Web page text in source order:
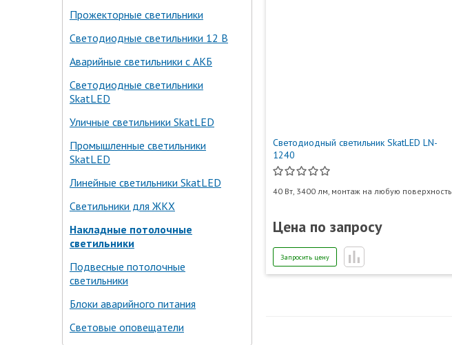
Прожекторные светильники
Светодиодные светильники 12 В
Аварийные светильники с АКБ
Светодиодные светильники
SkatLED
Уличные светильники SkatLED
Промышленные светильники
SkatLED
Линейные светильники SkatLED
Светильники для ЖКХ
Накладные потолочные
светильники
Подвесные потолочные
светильники
Блоки аварийного питания
Световые оповещатели
Светодиодный светильник SkatLED LN-
1240
40 Вт, 3400 лм, монтаж на любую поверхность
Цена по запросу
Запросить цену